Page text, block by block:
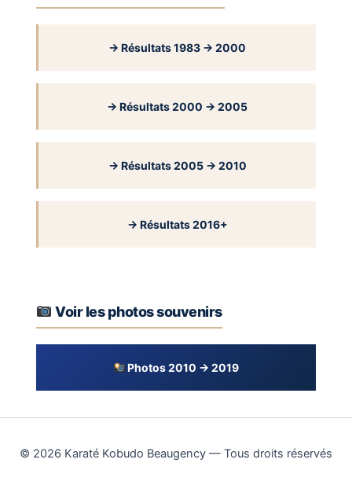
→ Résultats 1983 → 2000
→ Résultats 2000 → 2005
→ Résultats 2005 → 2010
→ Résultats 2016+
Voir les photos souvenirs
Photos 2010 → 2019
© 2026 Karaté Kobudo Beaugency — Tous droits réservés